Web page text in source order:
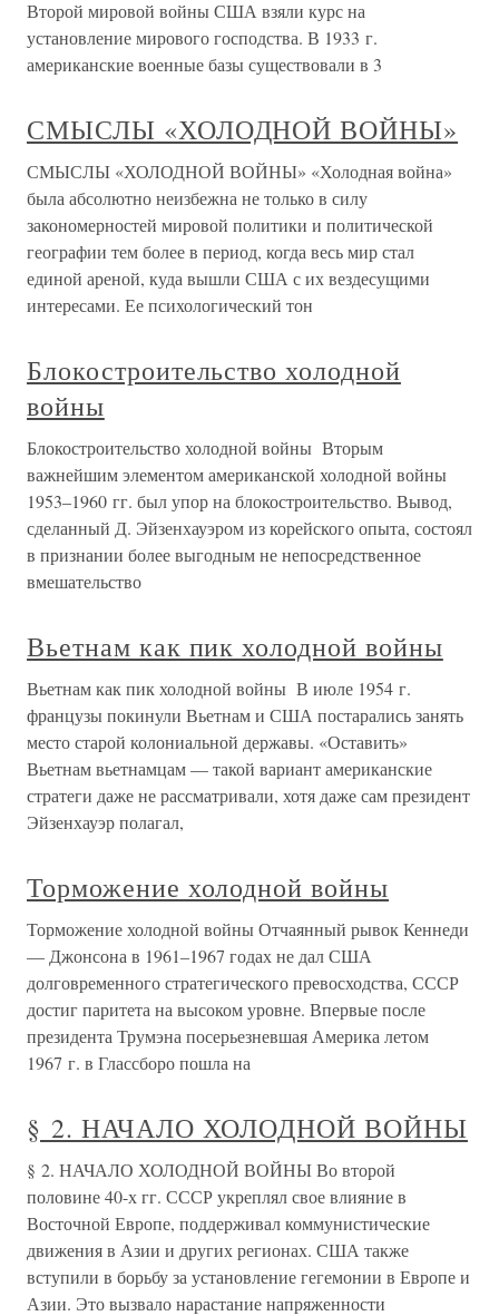
Второй мировой войны США взяли курс на
установление мирового господства. В 1933 г.
американские военные базы существовали в 3
СМЫСЛЫ «ХОЛОДНОЙ ВОЙНЫ»
СМЫСЛЫ «ХОЛОДНОЙ ВОЙНЫ» «Холодная война»
была абсолютно неизбежна не только в силу
закономерностей мировой политики и политической
географии тем более в период, когда весь мир стал
единой ареной, куда вышли США с их вездесущими
интересами. Ее психологический тон
Блокостроительство холодной
войны
Блокостроительство холодной войны Вторым
важнейшим элементом американской холодной войны
1953–1960 гг. был упор на блокостроительство. Вывод,
сделанный Д. Эйзенхауэром из корейского опыта, состоял
в признании более выгодным не непосредственное
вмешательство
Вьетнам как пик холодной войны
Вьетнам как пик холодной войны В июле 1954 г.
французы покинули Вьетнам и США постарались занять
место старой колониальной державы. «Оставить»
Вьетнам вьетнамцам — такой вариант американские
стратеги даже не рассматривали, хотя даже сам президент
Эйзенхауэр полагал,
Торможение холодной войны
Торможение холодной войны Отчаянный рывок Кеннеди
— Джонсона в 1961–1967 годах не дал США
долговременного стратегического превосходства, СССР
достиг паритета на высоком уровне. Впервые после
президента Трумэна посерьезневшая Америка летом
1967 г. в Глассборо пошла на
§ 2. НАЧАЛО ХОЛОДНОЙ ВОЙНЫ
§ 2. НАЧАЛО ХОЛОДНОЙ ВОЙНЫ Во второй
половине 40-х гг. СССР укреплял свое влияние в
Восточной Европе, поддерживал коммунистические
движения в Азии и других регионах. США также
вступили в борьбу за установление гегемонии в Европе и
Азии. Это вызвало нарастание напряженности